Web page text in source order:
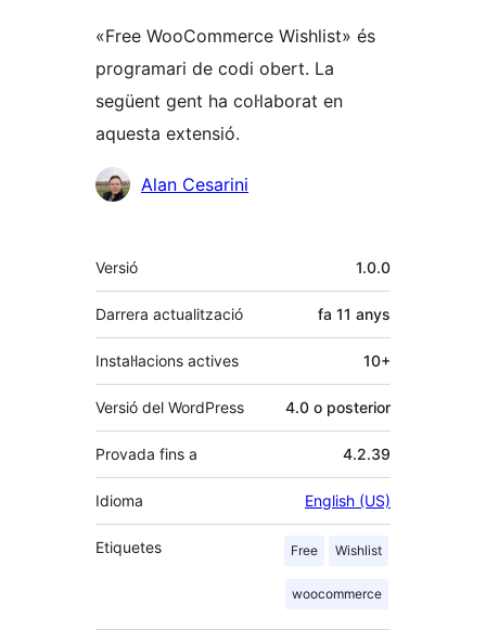
«Free WooCommerce Wishlist» és
programari de codi obert. La
següent gent ha col·laborat en
aquesta extensió.
Col·laboradors
Alan Cesarini
Meta
Versió 1.0.0
Darrera actualització fa 11 anys
Instal·lacions actives 10+
Versió del WordPress 4.0 o posterior
Provada fins a 4.2.39
Idioma English (US)
Etiquetes Free Wishlist
woocommerce